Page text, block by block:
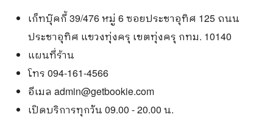
เก็ทบุ๊คกี้ 39/476 หมู่ 6 ซอยประชาอุทิศ 125 ถนน
ประชาอุทิศ แขวงทุ่งครุ เขตทุ่งครุ กทม. 10140
แผนที่ร้าน
โทร 094-161-4566
อีเมล admin@getbookie.com
เปิดบริการทุกวัน 09.00 - 20.00 น.